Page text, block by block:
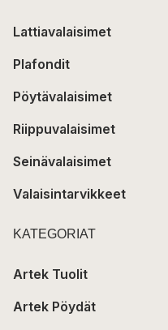
Lattiavalaisimet
Plafondit
Pöytävalaisimet
Riippuvalaisimet
Seinävalaisimet
Valaisintarvikkeet
KATEGORIAT
Artek Tuolit
Artek Pöydät